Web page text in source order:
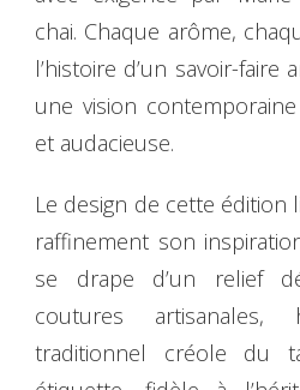
chai. Chaque arôme,
l’histoire d’un savoir-
une vision
et audacieuse.
Le design de cette édition
raffinement son
se drape d’un relief
coutures artisanales,
traditionnel créole du